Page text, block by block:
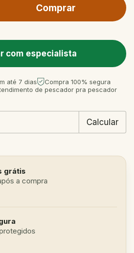
com especialista
até 7 dias
Compra 100% segura
de pescador pra pescador
Calcular
grátis
a compra